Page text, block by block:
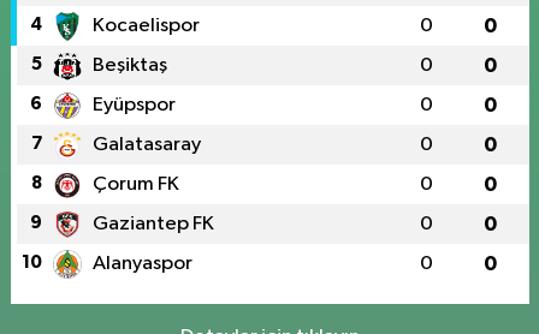
4 Kocaelispor 0 0
5 Beşiktaş 0 0
6 Eyüpspor 0 0
7 Galatasaray 0 0
8 Çorum FK 0 0
9 Gaziantep FK 0 0
10 Alanyaspor 0 0